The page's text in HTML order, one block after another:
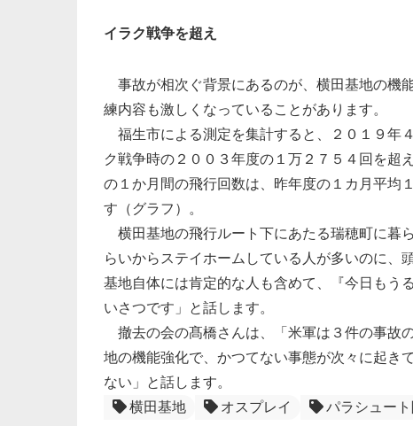
イラク戦争を超え
事故が相次ぐ背景にあるのが、横田基地の機
練内容も激しくなっていることがあります。
福生市による測定を集計すると、２０１９年
ク戦争時の２００３年度の１万２７５４回を超
の１か月間の飛行回数は、昨年度の１カ月平均
す（グラフ）。
横田基地の飛行ルート下にあたる瑞穂町に暮
らいからステイホームしている人が多いのに、
基地自体には肯定的な人も含めて、『今日もう
いさつです」と話します。
撤去の会の髙橋さんは、「米軍は３件の事故
地の機能強化で、かつてない事態が次々に起き
ない」と話します。
横田基地
オスプレイ パラシュー